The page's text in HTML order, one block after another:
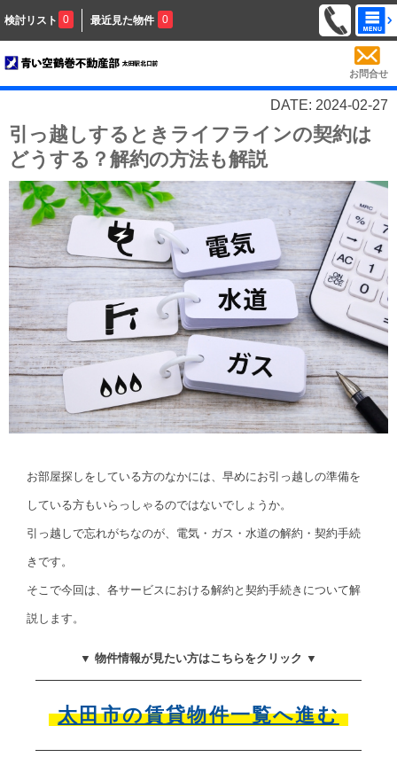
検討リスト 0 最近見た物件 0
お問合せ
DATE: 2024-02-27
引っ越しするときライフラインの契約は
どうする？解約の方法も解説
お部屋探しをしている方のなかには、早めにお引っ越しの準備を
している方もいらっしゃるのではないでしょうか。
引っ越しで忘れがちなのが、電気・ガス・水道の解約・契約手続
きです。
そこで今回は、各サービスにおける解約と契約手続きについて解
説します。
▼ 物件情報が見たい方はこちらをクリック ▼
太田市の賃貸物件一覧へ進む